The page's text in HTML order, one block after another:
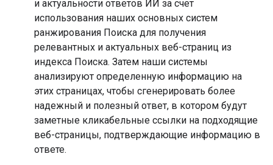
и актуальности ответов ИИ за счет
использования наших основных систем
ранжирования Поиска для получения
релевантных и актуальных веб-страниц из
индекса Поиска. Затем наши системы
анализируют определенную информацию на
этих страницах, чтобы сгенерировать более
надежный и полезный ответ, в котором будут
заметные кликабельные ссылки на подходящие
веб-страницы, подтверждающие информацию в
ответе.